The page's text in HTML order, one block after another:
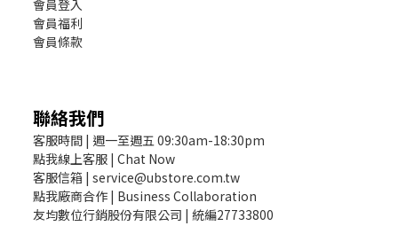
會員登入
會員福利
會員條款
聯絡我們
客服時間 | 週一至週五 09:30am-18:30pm
點我線上客服 | Chat Now
客服信箱 | service@ubstore.com.tw
點我廠商合作 | Business Collaboration
友均數位行銷股份有限公司 | 統編27733800